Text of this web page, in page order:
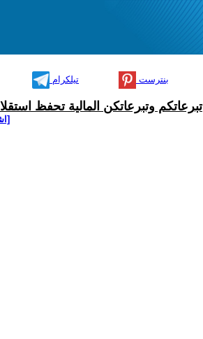
تيلكرام بنترست
تبرعاتكم وتبرعاتكن المالية تحفظ